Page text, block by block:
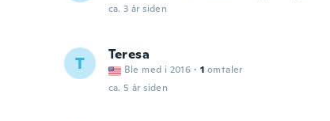
ca. 3 år siden
T Teresa
Ble med i 2016 · 1 omtaler
ca. 5 år siden